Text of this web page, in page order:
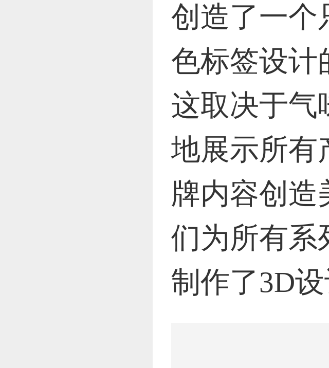
创造了一个
色标签设计
这取决于气
地展示所有
牌内容创造
们为所有系
制作了3D设